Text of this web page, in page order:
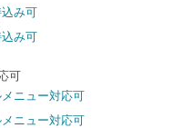
み可
み可
可
ニュー対応可
ニュー対応可